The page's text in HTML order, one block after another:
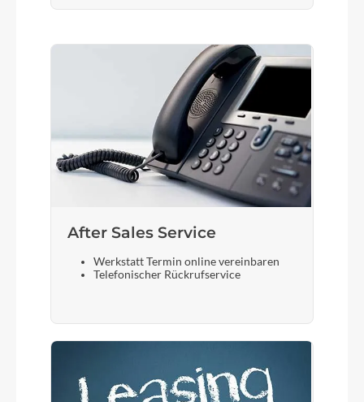
After Sales Service
Werkstatt Termin online vereinbaren
Telefonischer Rückrufservice